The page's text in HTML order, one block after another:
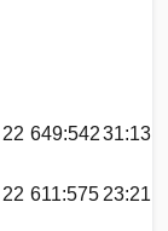
22 649:54231:13
22 611:575 23:21